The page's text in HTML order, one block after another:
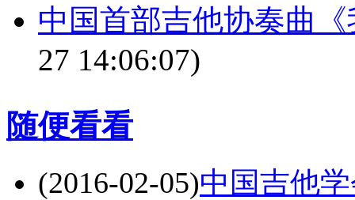
中国首部吉他协奏曲
27 14:06:07)
随便看看
(2016-02-05)中国吉他